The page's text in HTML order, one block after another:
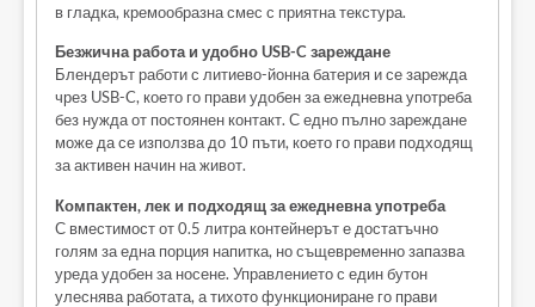
в гладка, кремообразна смес с приятна текстура.
Безжична работа и удобно USB-C зареждане
Блендерът работи с литиево-йонна батерия и се зарежда
чрез USB-C, което го прави удобен за ежедневна употреба
без нужда от постоянен контакт. С едно пълно зареждане
може да се използва до 10 пъти, което го прави подходящ
за активен начин на живот.
Компактен, лек и подходящ за ежедневна употреба
С вместимост от 0.5 литра контейнерът е достатъчно
голям за една порция напитка, но същевременно запазва
уреда удобен за носене. Управлението с един бутон
улеснява работата, а тихото функциониране го прави